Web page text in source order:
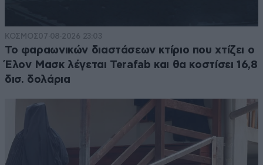
ΚΟΣΜΟΣ07·08·2026 23:03
Το φαραωνικών διαστάσεων κτίριο που χτίζει ο
Έλον Μασκ λέγεται Terafab και θα κοστίσει 16,8
δισ. δολάρια